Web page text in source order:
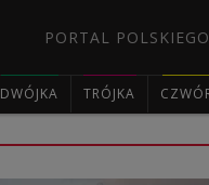
PORTAL
DWÓJKA TRÓJKA